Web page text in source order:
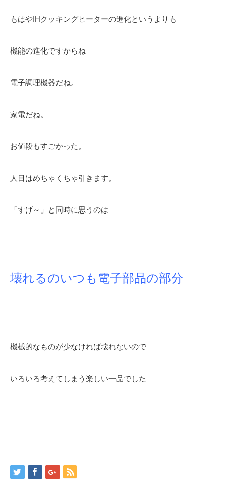
もはやIHクッキングヒーターの進化というよりも
機能の進化ですからね
電子調理機器だね。
家電だね。
お値段もすごかった。
人目はめちゃくちゃ引きます。
「すげ～」と同時に思うのは
壊れるのいつも電子部品の部分
機械的なものが少なければ壊れないので
いろいろ考えてしまう楽しい一品でした